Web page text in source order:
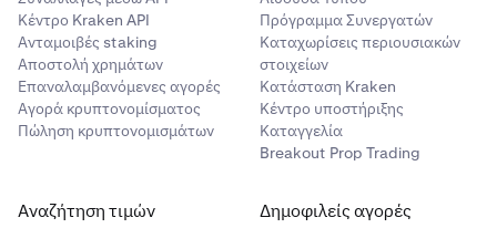
Κέντρο Kraken API
Ανταμοιβές staking
Αποστολή χρημάτων
Επαναλαμβανόμενες αγορές
Αγορά κρυπτονομίσματος
Πώληση κρυπτονομισμάτων
Πρόγραμμα Συνεργατών
Καταχωρίσεις περιουσιακών
στοιχείων
Κατάσταση Kraken
Κέντρο υποστήριξης
Καταγγελία
Breakout Prop Trading
Αναζήτηση τιμών Δημοφιλείς αγορές